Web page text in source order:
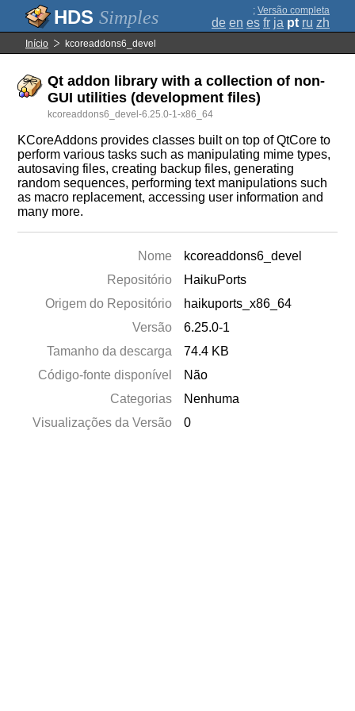
Simples ; Versão completa
de en es fr ja pt ru zh
Início kcoreaddons6_devel
Qt addon library with a collection of non-
GUI utilities (development files)
kcoreaddons6_devel-6.25.0-1-x86_64
KCoreAddons provides classes built on top of QtCore to
perform various tasks such as manipulating mime types,
autosaving files, creating backup files, generating
random sequences, performing text manipulations such
as macro replacement, accessing user information and
many more.
Nome
kcoreaddons6_devel
Repositório
HaikuPorts
Origem do Repositório
haikuports_x86_64
Versão
6.25.0-1
Tamanho da descarga
74.4 KB
Código-fonte disponível
Não
Categorias
Nenhuma
Visualizações da Versão
0